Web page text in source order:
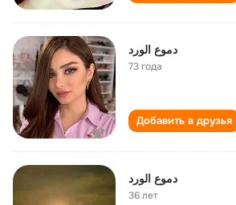
دموع الورد
73 года
Добавить в друзья
دموع الورد
36 лет